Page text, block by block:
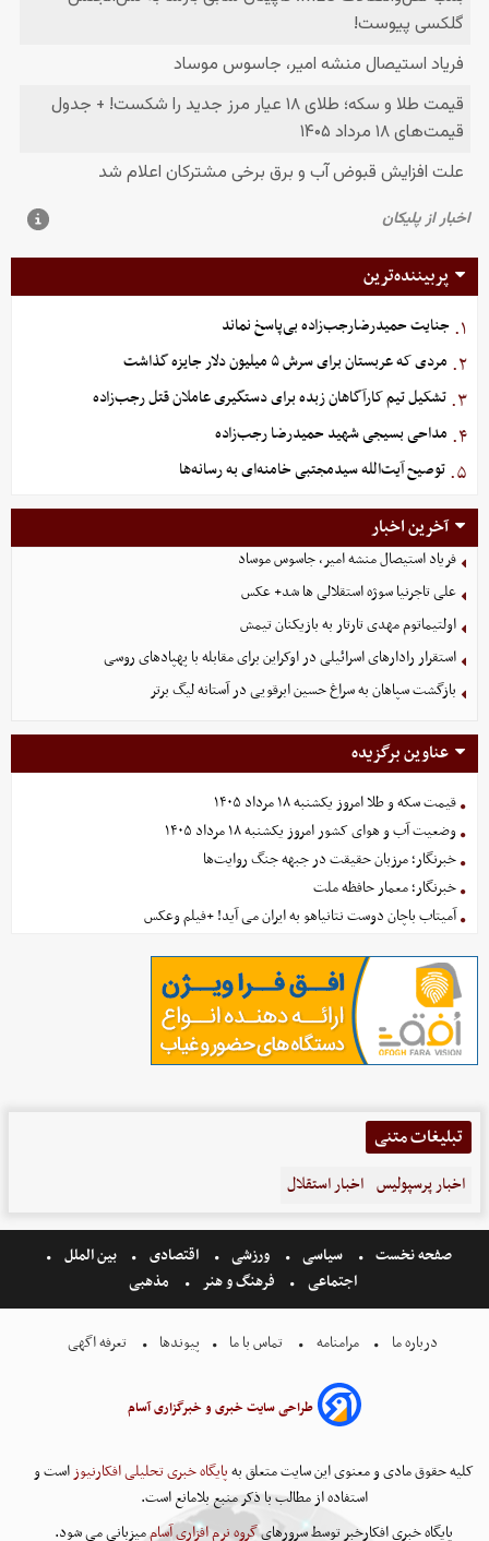
پربیننده‌ترین
۱. جنایت حمیدرضارجب‌زاده بی‌پاسخ نماند
۲. مردی که عربستان برای سرش ۵ میلیون دلار جایزه گذاشت
۳. تشکیل تیم کارآگاهان زبده برای دستگیری عاملان قتل رجب‌زاده
۴. مداحی بسیجی شهید حمیدرضا رجب‌زاده
۵. توصیح آیت‌الله سیدمجتبی خامنه‌ای به رسانه‌ها
آخرین اخبار
فریاد استیصال منشه امیر، جاسوس موساد
علی تاجرنیا سوژه استقلالی‌ ها شد+ عکس
اولتیماتوم مهدی تارتار به بازیکنان تیمش
استقرار رادارهای اسرائیلی در اوکراین برای مقابله با پهپادهای روسی
بازگشت سپاهان به سراغ حسین ابرقویی در آستانه لیگ برتر
عناوین برگزیده
قیمت سکه و طلا امروز یکشنبه ۱۸ مرداد ۱۴۰۵
وضعیت آب و هوای کشور امروز یکشنبه ۱۸ مرداد ۱۴۰۵
خبرنگار؛ مرزبان حقیقت در جبهه جنگ روایت‌ها
خبرنگار؛ معمار حافظه ملت
آمیتاب باچان دوست نتانیاهو به ایران می آید! +فیلم وعکس
تبلیغات متنی
اخبار پرسپولیس اخبار استقلال
صفحه نخست سیاسی ورزشی اقتصادی
بین الملل
اجتماعی
فرهنگ و هنر مذهبی
درباره ما مرامنامه تماس با ما پیوندها تعرفه اگهی
طراحی سایت خبری و خبرگزاری آسام
کلیه حقوق مادی و معنوی این سایت متعلق بهپایگاه خبری تحلیلی افکارنیوزاست و
استفاده از مطالب با ذکر منبع بلامانع است.
پایگاه خبری افکارخبر توسط سرورهایگروه نرم افزاری آساممیزبانی می شود.